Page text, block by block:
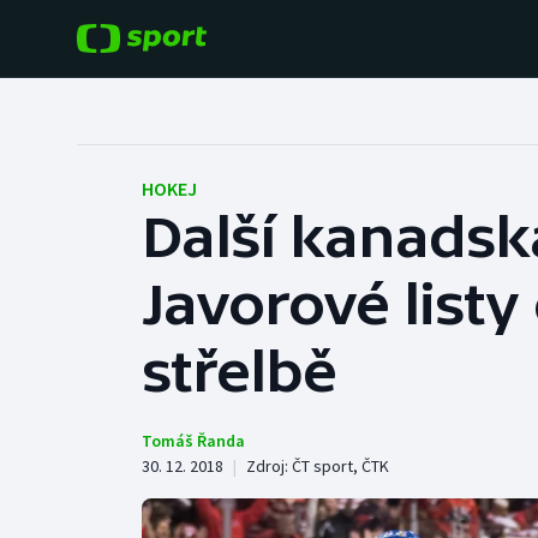
Hokej
Tenis
Atletika
Baseball a softbal
Basketbal
HOKEJ
Další
Javorové
střelbě
Tomáš Řanda
30. 12. 2018 | Zdroj: ČT sport, ČTK